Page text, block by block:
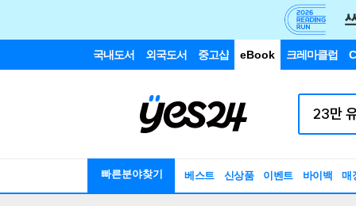
국내도서 외국도서 중고샵 eBook 크레마클럽
빠른분야찾기 베스트 신상품 이벤트 바이백 매